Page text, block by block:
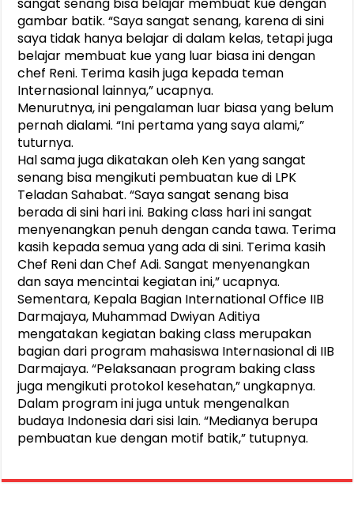
sangat senang bisa belajar membuat kue dengan
gambar batik. “Saya sangat senang, karena di sini
saya tidak hanya belajar di dalam kelas, tetapi juga
belajar membuat kue yang luar biasa ini dengan
chef Reni. Terima kasih juga kepada teman
Internasional lainnya,” ucapnya.
Menurutnya, ini pengalaman luar biasa yang belum
pernah dialami. “Ini pertama yang saya alami,”
tuturnya.
Hal sama juga dikatakan oleh Ken yang sangat
senang bisa mengikuti pembuatan kue di LPK
Teladan Sahabat. “Saya sangat senang bisa
berada di sini hari ini. Baking class hari ini sangat
menyenangkan penuh dengan canda tawa. Terima
kasih kepada semua yang ada di sini. Terima kasih
Chef Reni dan Chef Adi. Sangat menyenangkan
dan saya mencintai kegiatan ini,” ucapnya.
Sementara, Kepala Bagian International Office IIB
Darmajaya, Muhammad Dwiyan Aditiya
mengatakan kegiatan baking class merupakan
bagian dari program mahasiswa Internasional di IIB
Darmajaya. “Pelaksanaan program baking class
juga mengikuti protokol kesehatan,” ungkapnya.
Dalam program ini juga untuk mengenalkan
budaya Indonesia dari sisi lain. “Medianya berupa
pembuatan kue dengan motif batik,” tutupnya.